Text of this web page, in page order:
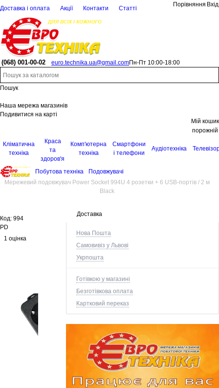
Доставка і оплата Акції Контакти Статті
Порівняння Вхід
(068) 001-00-02 euro.technika.ua@gmail.comПн-Пт 10:00-18:00
Пошук
Наша мережа магазинів
Подивитися на карті
Мій кошик
порожній
Кліматична
техніка
Краса
та
здоров'я
Комп'ютерна
техніка
Смартфони
і телефони
Аудіотехніка
Побутова техніка
Подовжувачі
Мережевий подовжувач Power Socket 994U 4 розетки + 6 USB-портів / 2 м
Black
Доставка
Нова Пошта
Самовивіз у Львові
Укрпошта
Готівкою у магазині
Безготівкова оплата
Картковий переказ
Код: 994
PD
1 оцінка